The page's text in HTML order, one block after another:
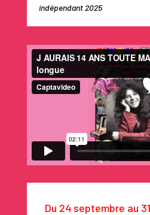
indépendant 2025
Du 24 septembre au